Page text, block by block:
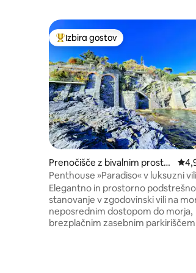
Najbolj priljubljena prenočišča z
Izbira gostov
Prenočišče z bivalnim prostor
om
Penthouse »Paradiso« v luksuzni
morju
Elegantno in prostorno podstrešno
stanovanje v zgodovinski vili na
neposrednim dostopom do morja,
brezplačnim zasebnim parkiriščem